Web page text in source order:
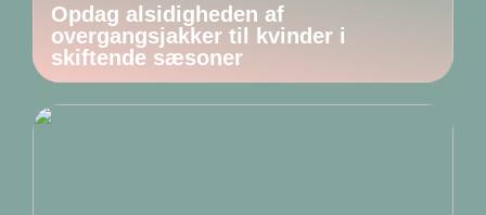
Opdag alsidigheden af
overgangsjakker til kvinder i
skiftende sæsoner